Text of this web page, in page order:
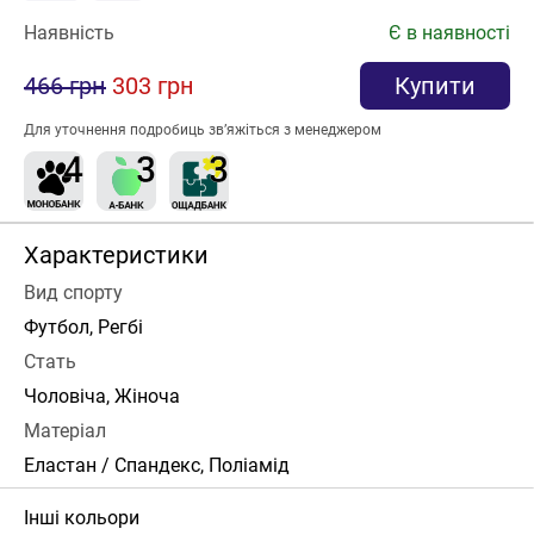
Наявність Є в наявності
466 грн 303 грн Купити
Для уточнення подробиць зв’яжіться з менеджером
Характеристики
Вид спорту
Футбол, Регбі
Стать
Чоловіча, Жіноча
Матеріал
Еластан / Спандекс, Поліамід
Інші кольори